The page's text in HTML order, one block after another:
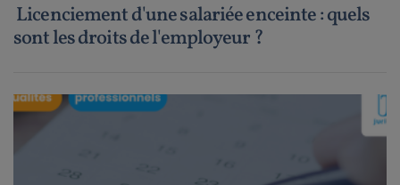
Licenciement d'une salariée enceinte : quels
sont les droits de l'employeur ?